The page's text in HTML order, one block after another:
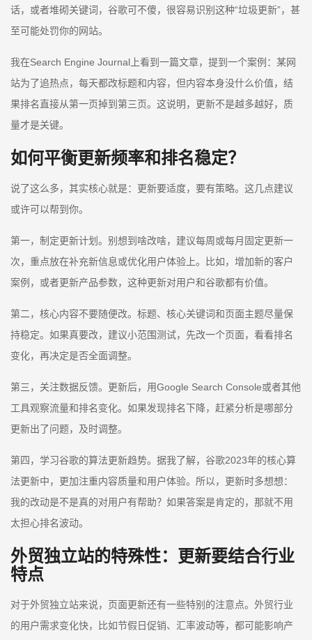
话，或者堆砌关键词，谷歌可不傻，很容易识别这种“垃圾更新”，甚
至可能处罚你的网站。
我在Search Engine Journal上看到一篇文章，提到一个案例：某网
站为了追热点，每天都改标题和内容，但内容本身没什么价值，结
果排名直接从第一页掉到第三页。这说明，更新不是越多越好，质
量才是关键。
如何平衡更新频率和排名稳定？
说了这么多，其实核心就是：更新要适度，要有策略。这几点建议
或许可以帮到你。
第一，制定更新计划。别想到啥改啥，建议每周或每月固定更新一
次，重点放在补充新信息或优化用户体验上。比如，增加新的客户
案例，或者更新产品参数，这种更新对用户和谷歌都有价值。
第二，核心内容不要随便改。标题、核心关键词和页面主题尽量保
持稳定。如果真要改，建议小范围测试，先改一个页面，看看排名
变化，再决定是否全面调整。
第三，关注数据反馈。更新后，用Google Search Console或者其他
工具观察流量和排名变化。如果发现排名下降，赶紧分析是哪部分
更新出了问题，及时调整。
第四，学习谷歌的算法更新趋势。据我了解，谷歌2023年的核心算
法更新中，更加注重内容质量和用户体验。所以，更新时多想想：
我的改动是不是真的对用户有帮助？如果答案是肯定的，那就不用
太担心排名波动。
外贸独立站的特殊性：更新要结合行业
特点
对于外贸独立站来说，页面更新还有一些特别的注意点。外贸行业
的用户需求变化快，比如节假日促销、汇率波动等，都可能影响产